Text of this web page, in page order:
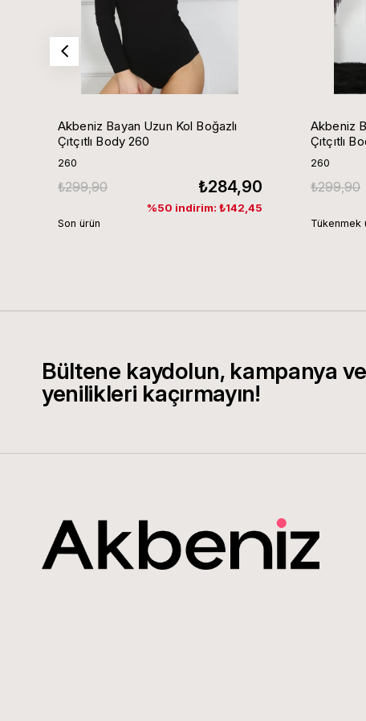
Akbeniz Bayan Uzun Kol Boğazlı
Çıtçıtlı Body 260
260
₺284,90
₺299,90
%50 indirim: ₺142,45
Son ürün
Akbeniz
Çıtçıtlı
260
₺299,90
Tükenmek
Bültene kaydolun, kampanya ve
yenilikleri kaçırmayın!